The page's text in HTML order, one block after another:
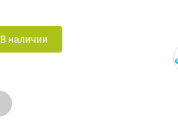
В наличии